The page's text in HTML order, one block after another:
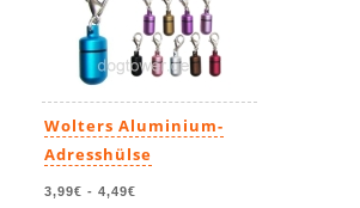
Wolters Aluminium-
Adresshülse
3,99€ - 4,49€